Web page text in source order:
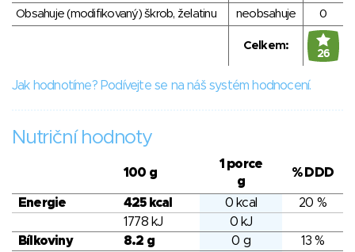
Obsahuje (modifikovaný) škrob, želatinu neobsahuje 0
Celkem:
26
Jak hodnotíme? Podívejte se na náš systém hodnocení.
Nutriční hodnoty
100 g
1 porce
g
% DDD
Energie 425 kcal 0 kcal
20 %
1778 kJ
0 kJ
Bílkoviny
8.2 g 0 g
13 %